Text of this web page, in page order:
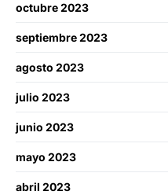
octubre 2023
septiembre 2023
agosto 2023
julio 2023
junio 2023
mayo 2023
abril 2023